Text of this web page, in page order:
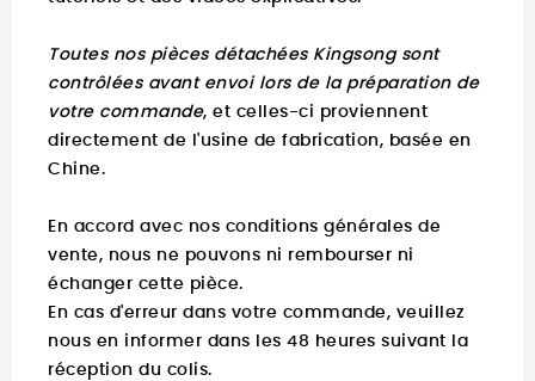
Toutes nos pièces détachées Kingsong sont
contrôlées avant envoi lors de la préparation de
votre commande, et celles-ci proviennent
directement de l'usine de fabrication, basée en
Chine.
En accord avec nos conditions générales de
vente, nous ne pouvons ni rembourser ni
échanger cette pièce.
En cas d'erreur dans votre commande, veuillez
nous en informer dans les 48 heures suivant la
réception du colis.